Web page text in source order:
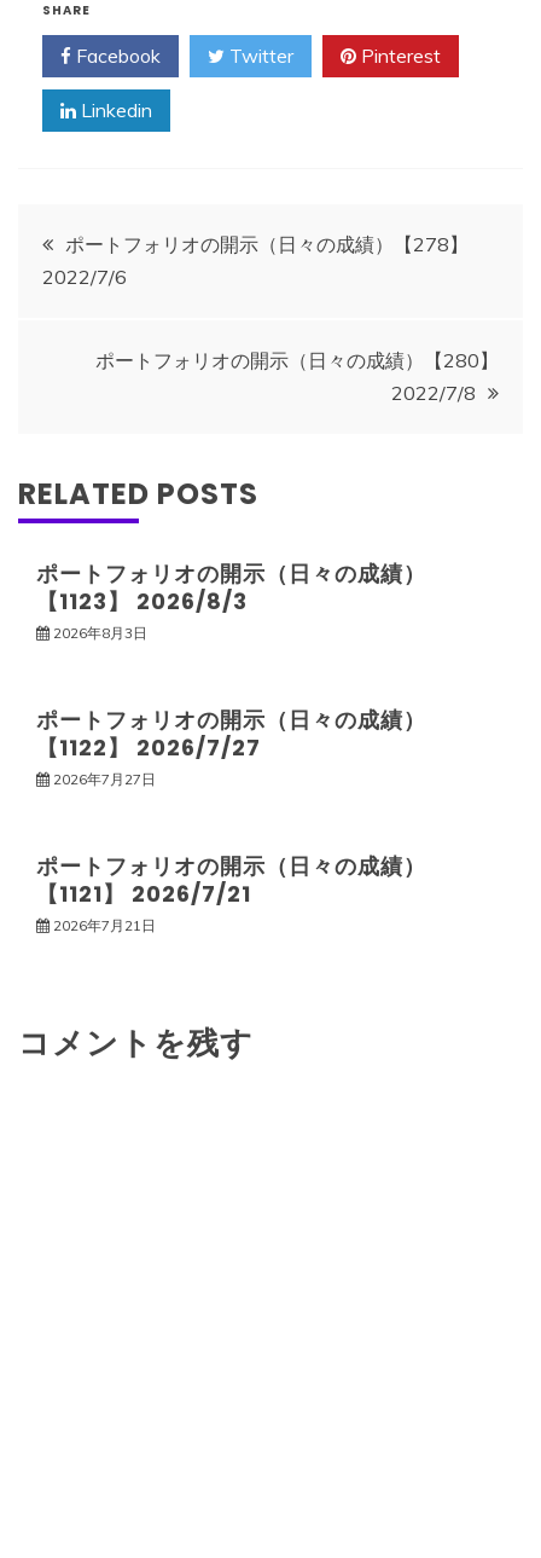
SHARE
Facebook Twitter Pinterest
Linkedin
投
稿
ゲ
ー
シ
ン
ポートフォリオの開示（日々の成績）【278】
2022/7/6
ポートフォリオの開示（日々の成績）【280】
2022/7/8
RELATED POSTS
ポートフォリオの開示（日々の成績）
【1123】 2026/8/3
2026年8月3日
ポートフォリオの開示（日々の成績）
【1122】 2026/7/27
2026年7月27日
ポートフォリオの開示（日々の成績）
【1121】 2026/7/21
2026年7月21日
コメントを残す